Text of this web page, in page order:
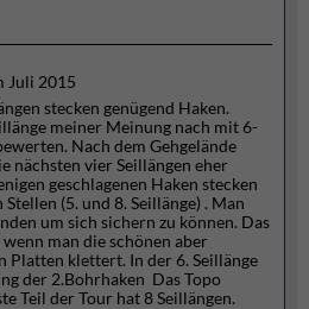
Juli 2015
stecken genügend Haken.
meiner Meinung nach mit 6-
Nach dem Gehgelände
nächsten vier Seillängen eher
geschlagenen Haken stecken
(5. und 8. Seillänge) . Man
um sich sichern zu können. Das
man die schönen aber
Platten klettert. In der 6. Seillänge
der 2.Bohrhaken Das Topo
Teil der Tour hat 8 Seillängen.